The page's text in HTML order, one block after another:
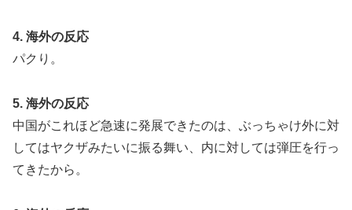
4. 海外の反応
パクり。
5. 海外の反応
中国がこれほど急速に発展できたのは、ぶっちゃけ外に対
してはヤクザみたいに振る舞い、内に対しては弾圧を行っ
てきたから。